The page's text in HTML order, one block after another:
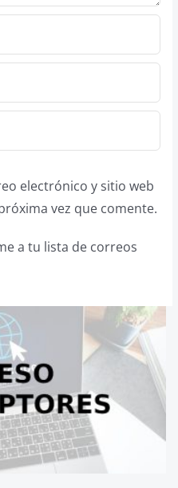
electrónico y sitio web
vez que comente.
a tu lista de correos